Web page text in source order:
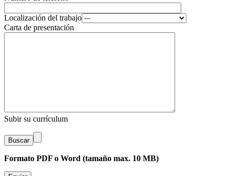
Localización del trabajo
Carta de presentación
Subir su currículum
Buscar
Formato PDF o Word (tamaño max. 10 MB)